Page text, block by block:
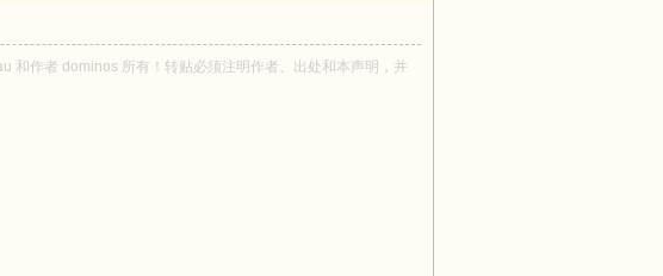
和作者 dominos 所有！转贴必须注明作者、出处和本声明，并